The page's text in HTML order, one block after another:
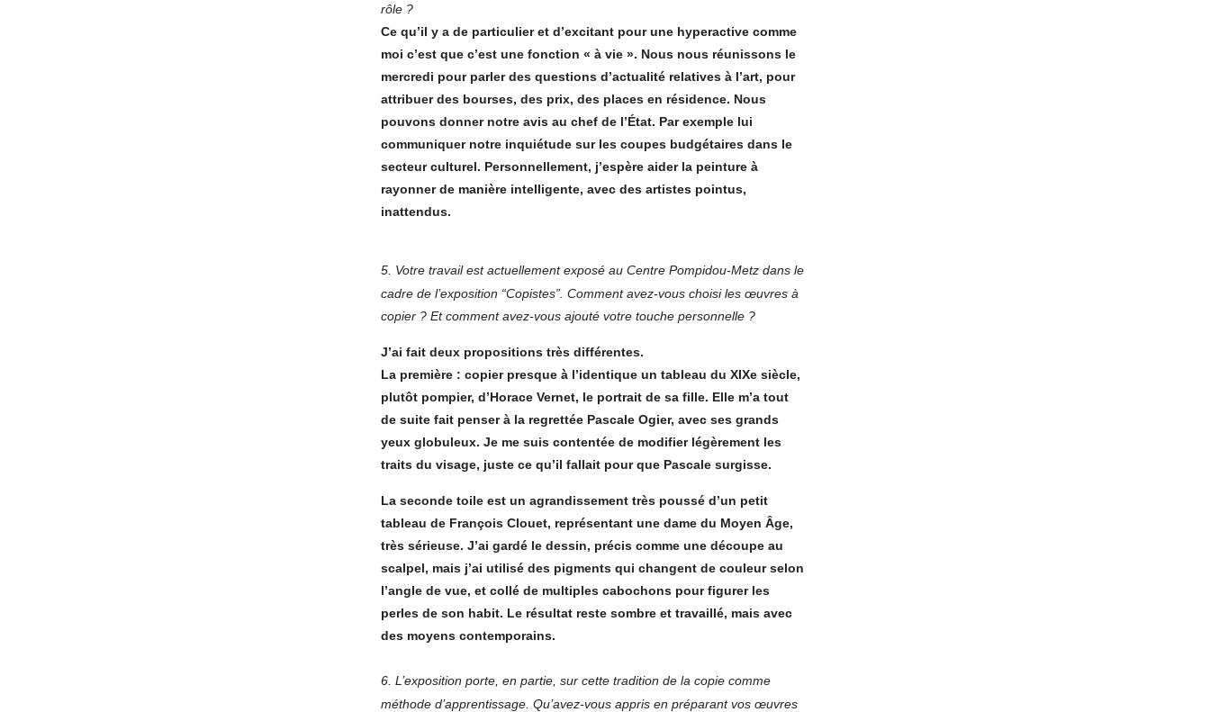
rôle ?
Ce qu’il y a de particulier et d’excitant pour une hyperactive comme
moi c’est que c’est une fonction « à vie ». Nous nous réunissons le
mercredi pour parler des questions d’actualité relatives à l’art, pour
attribuer des bourses, des prix, des places en résidence. Nous
pouvons donner notre avis au chef de l’État. Par exemple lui
communiquer notre inquiétude sur les coupes budgétaires dans le
secteur culturel. Personnellement, j’espère aider la peinture à
rayonner de manière intelligente, avec des artistes pointus,
inattendus.
5. Votre travail est actuellement exposé au Centre Pompidou-Metz dans le
cadre de l’exposition “Copistes”. Comment avez-vous choisi les œuvres à
copier ? Et comment avez-vous ajouté votre touche personnelle ?
J’ai fait deux propositions très différentes.
La première : copier presque à l’identique un tableau du XIXe siècle,
plutôt pompier, d’Horace Vernet, le portrait de sa fille. Elle m’a tout
de suite fait penser à la regrettée Pascale Ogier, avec ses grands
yeux globuleux. Je me suis contentée de modifier légèrement les
traits du visage, juste ce qu’il fallait pour que Pascale surgisse.
La seconde toile est un agrandissement très poussé d’un petit
tableau de François Clouet, représentant une dame du Moyen Âge,
très sérieuse. J’ai gardé le dessin, précis comme une découpe au
scalpel, mais j’ai utilisé des pigments qui changent de couleur selon
l’angle de vue, et collé de multiples cabochons pour figurer les
perles de son habit. Le résultat reste sombre et travaillé, mais avec
des moyens contemporains.
6. L’exposition porte, en partie, sur cette tradition de la copie comme
méthode d’apprentissage. Qu’avez-vous appris en préparant vos œuvres